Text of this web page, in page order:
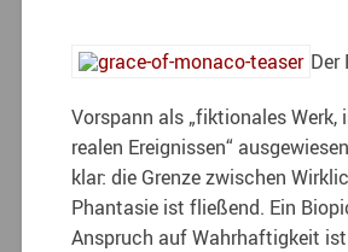
Der
Vorspann als „fiktionales Werk,
realen Ereignissen“
klar: die Grenze zwischen
Phantasie ist fließend. Ein
Anspruch auf Wahrhaftigkeit